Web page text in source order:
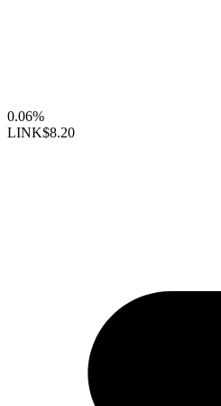
0.06%
LINK$8.20